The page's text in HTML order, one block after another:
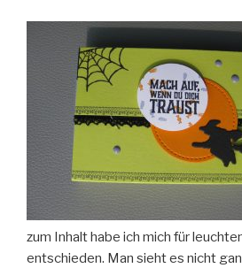
zum Inhalt habe ich mich für
entschieden. Man sieht es nicht